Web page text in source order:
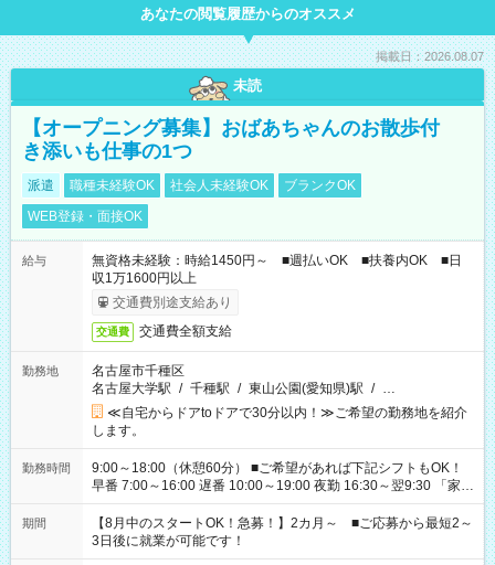
あなたの閲覧履歴からのオススメ
掲載日：2026.08.07
未読
【オープニング募集】おばあちゃんのお散歩付
き添いも仕事の1つ
派遣 職種未経験OK 社会人未経験OK
ブランクOK
WEB登録・面接OK
給与
無資格未経験：時給1450円～ ■週払いOK ■扶養内OK ■日
収1万1600円以上
交通費別途支給あり
交通費 交通費全額支給
勤務地
名古屋市千種区
名古屋大学駅 / 千種駅 / 東山公園(愛知県)駅 / …
≪自宅からドアtoドアで30分以内！≫ご希望の勤務地を紹介
します。
勤務時間
9:00～18:00（休憩60分） ■ご希望があれば下記シフトもOK！
早番 7:00～16:00 遅番 10:00～19:00 夜勤 16:30～翌9:30 「家族
と休みを合わせたい」 「余裕を持って夕飯の準備がしたい」
「できれば残業はしたくない」 など、ご希望を教えてください
ね。 ※Wワーク希望の方へ 今ご覧のお仕事で希望する勤務時間
と、もう1つのお仕事の勤務時間。 合計で週40時間を超える場
期間
【8月中のスタートOK！急募！】2カ月～ ■ご応募から最短2～
3日後に就業が可能です！